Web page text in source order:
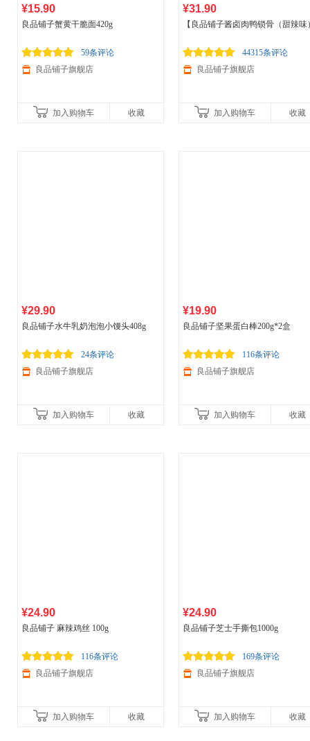
¥15.90
良品铺子蟹黄干脆面420g
59条评论
良品铺子旗舰店
加入购物车 收藏
¥31.90
【良品铺子酱卤肉鸭锁骨（甜辣味
44315条评论
良品铺子旗舰店
加入购物车 收藏
¥29.90
良品铺子水牛乳奶泡泡小馒头408g
24条评论
良品铺子旗舰店
加入购物车 收藏
¥19.90
良品铺子坚果蛋白棒200g*2盒
116条评论
良品铺子旗舰店
加入购物车 收藏
¥24.90
良品铺子 麻辣鸡丝 100g
116条评论
良品铺子旗舰店
加入购物车 收藏
¥24.90
良品铺子芝士手撕包1000g
169条评论
良品铺子旗舰店
加入购物车 收藏